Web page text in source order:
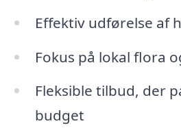
Effektiv udførelse af
Fokus på lokal flora
Fleksible tilbud, der
budget